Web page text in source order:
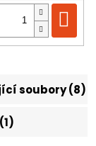
soubory (8)